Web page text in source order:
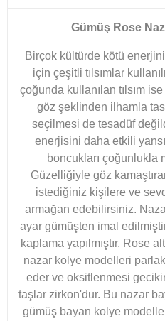
Gümüş Rose
Birçok kültürde kötü
için çeşitli tılsımlar
çoğunda kullanılan tılsım
göz şeklinden ilhamla
seçilmesi de tesadüf
enerjisini daha etkili
boncukları çoğunlukla
Güzelliğiyle göz
istediğiniz kişilere ve
armağan edebilirsiniz.
ayar gümüşten imal
kaplama yapılmıştır. Rose
nazar kolye modelleri
eder ve oksitlenmesi
taşlar zirkon'dur. Bu nazar
gümüş bayan kolye